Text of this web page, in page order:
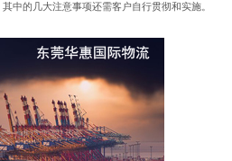
中的几大注意事项还需客户自行贯彻和实施。